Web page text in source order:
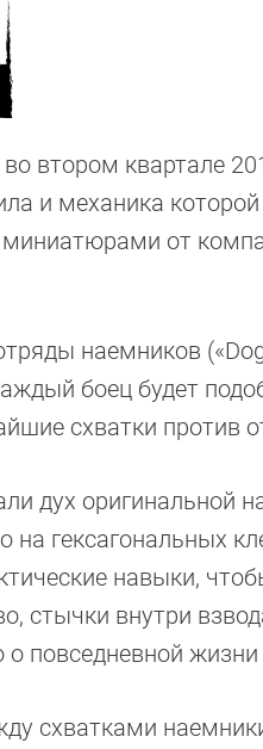
втором квартале
и механика
от
наемников
боец будет
схватки против
дух оригинальной
на гексагональных
навыки,
стычки внутри
повседневной
схватками